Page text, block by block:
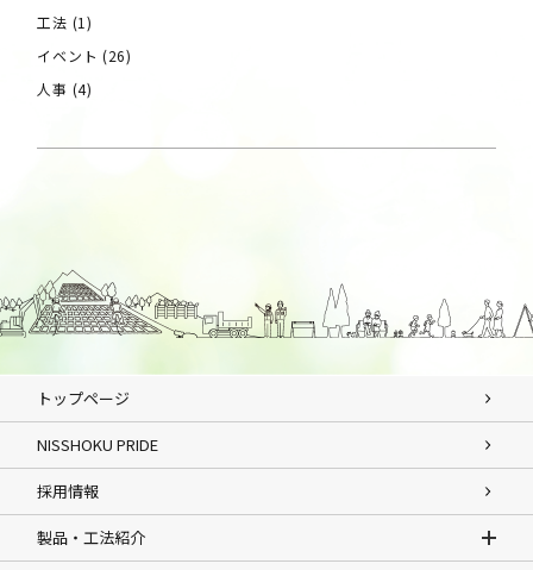
工法 (1)
イベント (26)
人事 (4)
トップページ
NISSHOKU PRIDE
採用情報
製品・工法紹介